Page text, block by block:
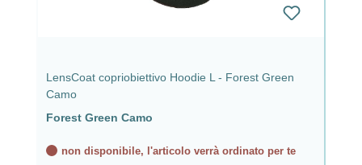
LensCoat copriobiettivo Hoodie L - Forest Green
Camo
Forest Green Camo
non disponibile, l'articolo verrà ordinato per te